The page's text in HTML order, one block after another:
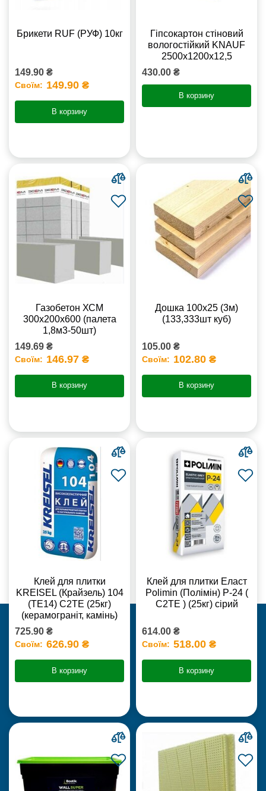
Брикети RUF (РУФ) 10кг
149.90 ₴
Своїм: 149.90 ₴
В корзину
Гіпсокартон стіновий
вологостійкий KNAUF
2500х1200х12,5
430.00 ₴
В корзину
Газобетон ХСМ
300x200x600 (палета
1,8м3-50шт)
149.69 ₴
Своїм: 146.97 ₴
В корзину
Дошка 100х25 (3м)
(133,333шт куб)
105.00 ₴
Своїм: 102.80 ₴
В корзину
Клей для плитки
KREISEL (Крайзель) 104
(ТЕ14) С2TE (25кг)
(керамограніт, камінь)
725.90 ₴
Своїм: 626.90 ₴
В корзину
Клей для плитки Еласт
Polimin (Полімін) Р-24 (
С2ТЕ ) (25кг) сірий
614.00 ₴
Своїм: 518.00 ₴
В корзину